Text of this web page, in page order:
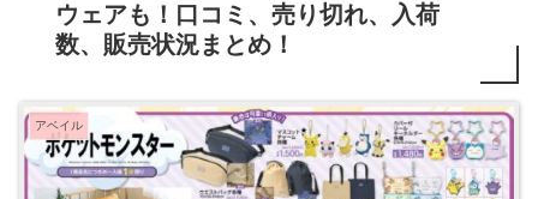
ウェアも！口コミ、売り切れ、入荷
数、販売状況まとめ！
アベイル